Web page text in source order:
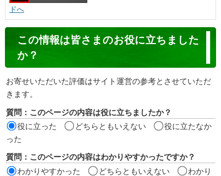
ドへ
ン
ン
ツ
評
価
ア
この情報は皆さまのお役に立ちました
か？
お寄せいただいた評価はサイト運営の参考とさせていただ
きます。
質問：このページの内容は役に立ちましたか？
役に立った
どちらともいえない
役に立たなか
った
質問：このページの内容はわかりやすかったですか？
わかりやすかった
どちらともいえない
わかり